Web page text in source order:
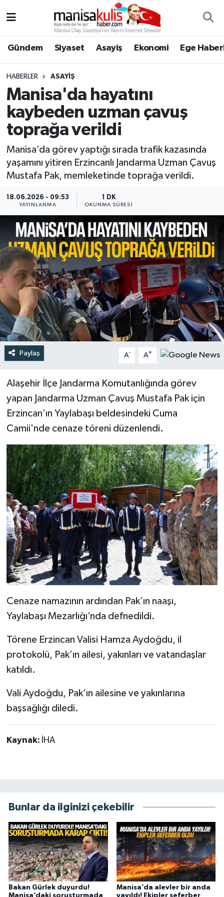
Gündem Siyaset Asayiş Ekonomi Ege
HABERLER ASAYIŞ
Manisa'da hayatını
kaybeden uzman çavuş
toprağa verildi
Manisa’da görev yaptığı sırada trafik kazasında
yaşamını yitiren Erzincanlı Jandarma Uzman Çavuş
Mustafa Pak, memleketinde toprağa verildi.
18.06.2026 - 09:53
YAYINLANMA
1 DK
OKUNMA SÜRESI
Paylaş A- A+
Alaşehir İlçe Jandarma Komutanlığında görev
yapan Jandarma Uzman Çavuş Mustafa Pak için
Erzincan’ın Yaylabaşı beldesindeki Cuma
Camii'nde cenaze töreni düzenlendi.
Cenaze namazının ardından Pak’ın naaşı,
Yaylabaşı Mezarlığı’nda defnedildi.
Törene Erzincan Valisi Hamza Aydoğdu, il
protokolü, Pak’ın ailesi, yakınları ve vatandaşlar
katıldı.
Vali Aydoğdu, Pak’ın ailesine ve yakınlarına
başsağlığı diledi.
Kaynak: İHA
Bunlar da ilginizi çekebilir
Bakan Gürlek duyurdu!
Manisa’daki soruşturmada
Manisa’da alevler bir anda
yayıldı! Ekipler seferber
Ege Haberleri
Ekonomi
Genel
Gündem
Resmi İlan
Spor
Türkiye
Yaşam
Yunusemre Hava Durumu
Yunusemre Trafik Yoğunluk Haritası
Süper Lig Puan Durumu ve Fikstür
Tüm Manşetler
Son Dakika Haberleri